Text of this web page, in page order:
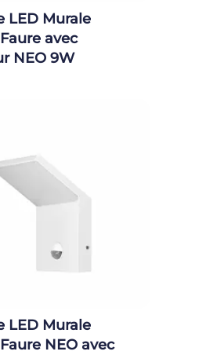
LED Murale
avec
NEO 9W
LED Murale
NEO avec